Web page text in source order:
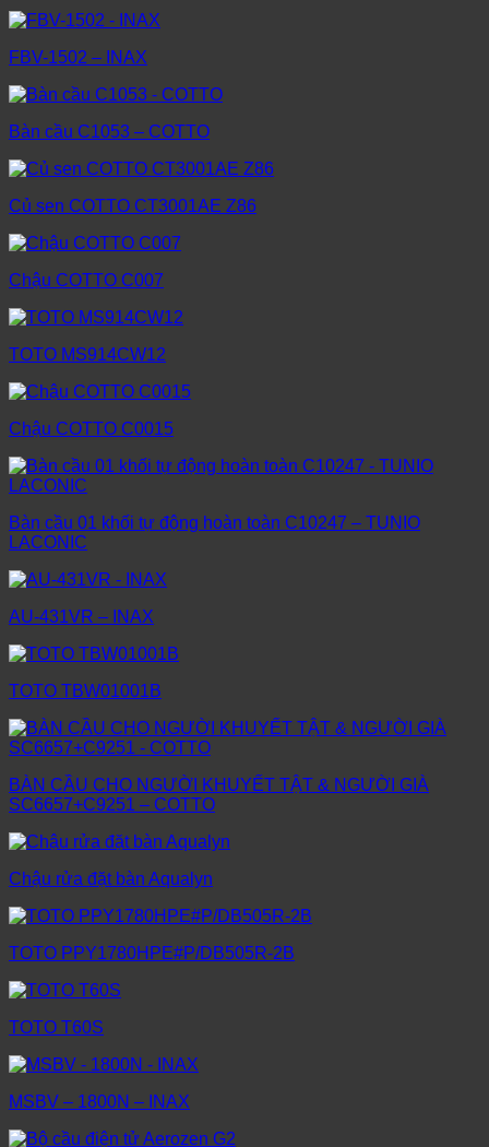
FBV-1502 – INAX
Bàn cầu C1053 – COTTO
Củ sen COTTO CT3001AE Z86
Chậu COTTO C007
TOTO MS914CW12
Chậu COTTO C0015
Bàn cầu 01 khối tự động hoàn toàn C10247 – TUNIO
LACONIC
AU-431VR – INAX
TOTO TBW01001B
BÀN CẦU CHO NGƯỜI KHUYẾT TẬT & NGƯỜI GIÀ
SC6657+C9251 – COTTO
Chậu rửa đặt bàn Aqualyn
TOTO PPY1780HPE#P/DB505R-2B
TOTO T60S
MSBV – 1800N – INAX